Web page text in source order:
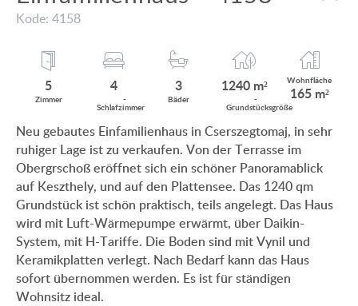
Kode: 4158
5
Zimmer
4
Schlaf
­
zimmer
3
Bäder
1240 m²
Grund
­
stücksgröße
Wohnfläche
165 m²
Neu gebautes Einfamilienhaus in Cserszegtomaj, in sehr
ruhiger Lage ist zu verkaufen. Von der Terrasse im
Obergrschoß eröffnet sich ein schöner Panoramablick
auf Keszthely, und auf den Plattensee. Das 1240 qm
Grundstück ist schön praktisch, teils angelegt. Das Haus
wird mit Luft-Wärmepumpe erwärmt, über Daikin-
System, mit H-Tariffe. Die Boden sind mit Vynil und
Keramikplatten verlegt. Nach Bedarf kann das Haus
sofort übernommen werden. Es ist für ständigen
Wohnsitz ideal.
MIT PANORAMABLICK AUF DEN BALATON
MIT THERMALBAD IN DER NÄHE
MIT SCHWIMMBAD
EINFAMILIENHAUS-NEUBAU
VILLA MIT ALTEM BAUMBESTAND
EINFAMILIENHAUS IM GRÜNEN
INFO ZUM IMMOBILIENKAUF
ANWENDUNGS- UND DATENSCHUTZ
IMPRESSUM
HU DE EN RU BE